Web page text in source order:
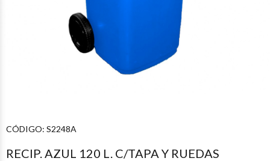
CÓDIGO: S2248A
RECIP. AZUL 120 L. C/TAPA Y RUEDAS